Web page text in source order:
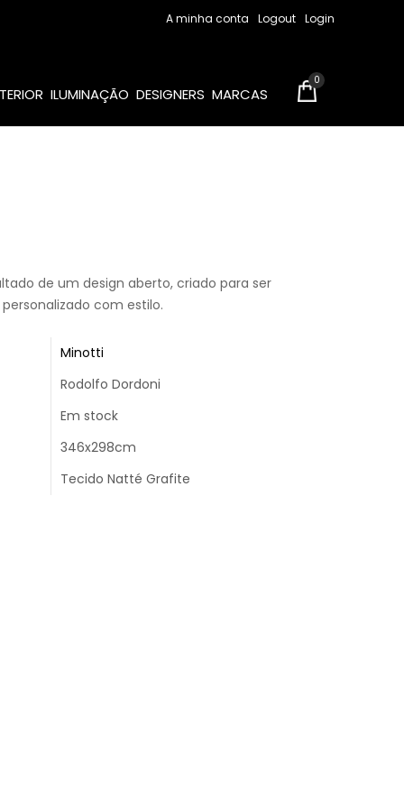
A minha conta Logout Login
ILUMINAÇÃO DESIGNERS MARCAS
0
de um design aberto, criado para ser
com estilo.
Minotti
Rodolfo Dordoni
Em stock
346x298cm
Tecido Natté Grafite